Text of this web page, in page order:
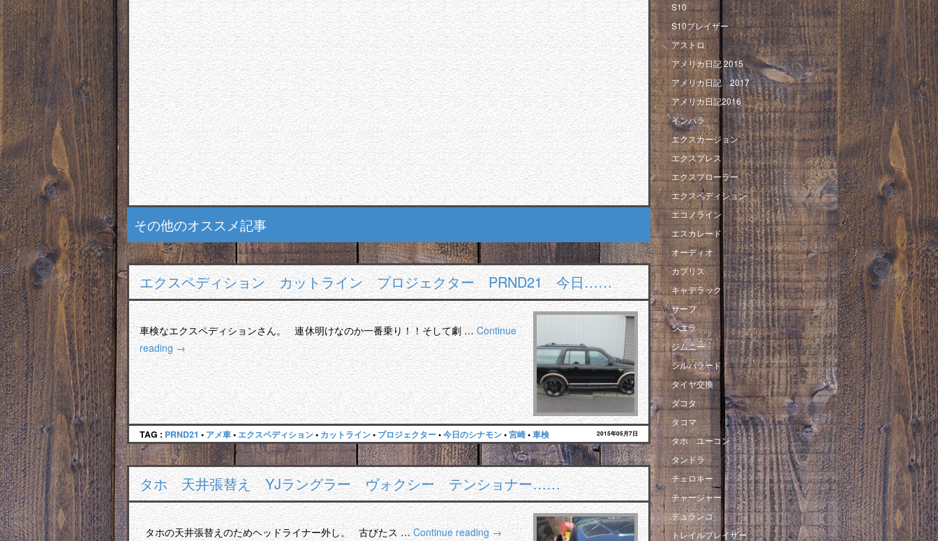
その他のオススメ記事
エクスペディション カットライン プロジェクター PRND21 今日……
車検なエクスペディションさん。 連休明けなのか一番乗り！！そして劇 …Continue
reading→
TAG : PRND21 • アメ車• エクスペディション• カットライン• プロジェクター•今日のシナモン•宮崎•車検 2015年05月7日
タホ 天井張替え YJラングラー ヴォクシー テンショナー……
タホの天井張替えのためヘッドライナー外し。 古びたス …Continue reading→
S10
S10ブレイザー
アストロ
アメリカ日記 2015
アメリカ日記 2017
アメリカ日記2016
インパラ
エクスカージョン
エクスプレス
エクスプローラー
エクスペディション
エコノライン
エスカレード
オーディオ
カプリス
キャデラック
サーフ
シエラ
ジムニー
シルバラード
タイヤ交換
ダコタ
タコマ
タホ ユーコン
タンドラ
チェロキー
チャージャー
デュランゴ
トレイルブレイザー